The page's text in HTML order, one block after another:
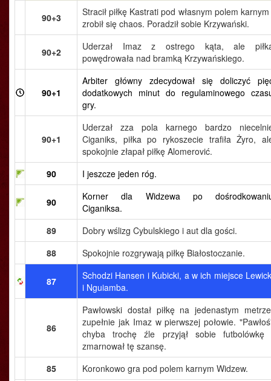
90+3
Stracił piłkę Kastrati pod własnym polem
zrobił się chaos. Poradził sobie Krzywański.
90+2
Uderzał Imaz z ostrego kąta, ale
powędrowała nad bramką Krzywańskiego.
90+1
Arbiter główny zdecydował się doliczyć
dodatkowych minut do regulaminowego
gry.
90+1
Uderzał zza pola karnego bardzo
Ciganiks, piłka po rykoszecie trafiła Żyro,
spokojnie złapał piłkę Alomerović.
90
I jeszcze jeden róg.
90
Korner dla Widzewa po
Ciganiksa.
89
Dobry wślizg Cybulskiego i aut dla gości.
88
Spokojnie rozgrywają piłkę Białostoczanie.
87
Schodzi Hansen i Kubicki, a w ich miejsce
i Nguiamba.
86
Pawłowski dostał piłkę na jedenastym
zupełnie jak Imaz w pierwszej połowie.
chyba trochę źle przyjął sobie futbolówkę
zmarnował tę szansę.
85
Koronkowo gra pod polem karnym Widzew.